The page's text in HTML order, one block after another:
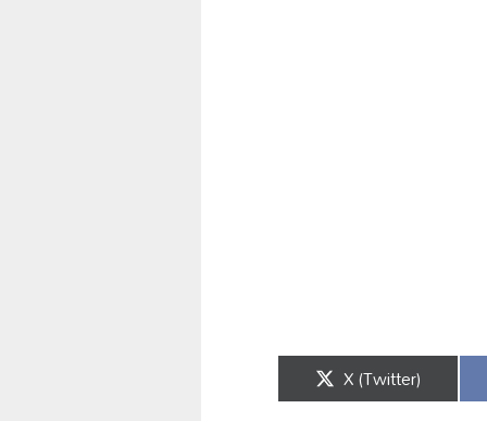
Share
on
X (Twitter)